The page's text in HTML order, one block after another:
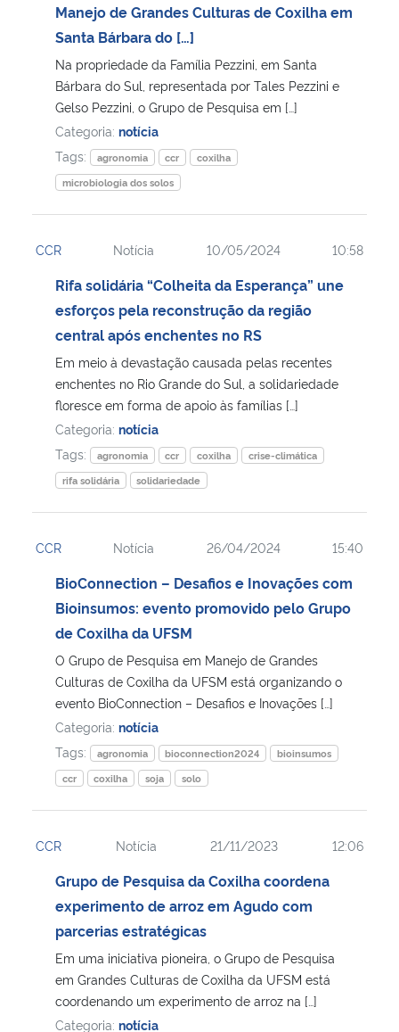
Manejo de Grandes Culturas de Coxilha em
Santa Bárbara do […]
Na propriedade da Família Pezzini, em Santa
Bárbara do Sul, representada por Tales Pezzini e
Gelso Pezzini, o Grupo de Pesquisa em […]
Categoria: notícia
Tags:
agronomia ccr
coxilha
microbiologia dos solos
CCR Notícia 10/05/2024 10:58
Rifa solidária “Colheita da Esperança” une
esforços pela reconstrução da região
central após enchentes no RS
Em meio à devastação causada pelas recentes
enchentes no Rio Grande do Sul, a solidariedade
floresce em forma de apoio às famílias […]
Categoria: notícia
Tags:
agronomia ccr coxilha
crise-climática
rifa solidária
solidariedade
CCR Notícia 26/04/2024 15:40
BioConnection – Desafios e Inovações com
Bioinsumos: evento promovido pelo Grupo
de Coxilha da UFSM
O Grupo de Pesquisa em Manejo de Grandes
Culturas de Coxilha da UFSM está organizando o
evento BioConnection – Desafios e Inovações […]
Categoria: notícia
Tags:
agronomia bioconnection2024
bioinsumos
ccr
coxilha soja solo
CCR Notícia 21/11/2023 12:06
Grupo de Pesquisa da Coxilha coordena
experimento de arroz em Agudo com
parcerias estratégicas
Em uma iniciativa pioneira, o Grupo de Pesquisa
em Grandes Culturas de Coxilha da UFSM está
coordenando um experimento de arroz na […]
Categoria: notícia